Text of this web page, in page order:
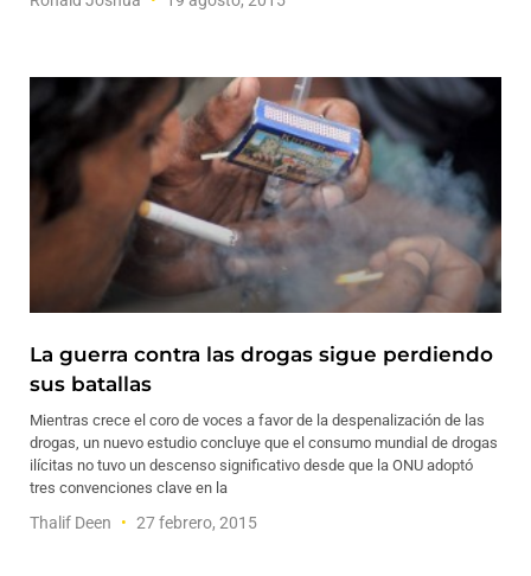
La guerra contra las drogas sigue perdiendo
sus batallas
Mientras crece el coro de voces a favor de la despenalización de las
drogas, un nuevo estudio concluye que el consumo mundial de drogas
ilícitas no tuvo un descenso significativo desde que la ONU adoptó
tres convenciones clave en la
Thalif Deen 27 febrero, 2015